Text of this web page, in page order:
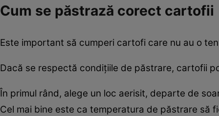
Cum se păstrază corect cartofii
Este important să cumperi cartofi care nu au o
Dacă se respectă condiţiile de păstrare, cartofii
În primul rând, alege un loc aerisit, departe de
Cel mai bine este ca temperatura de păstrare să